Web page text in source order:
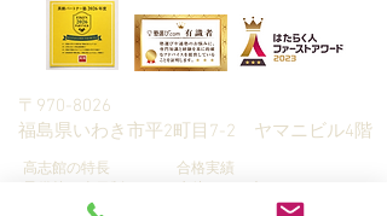
〒970-8026
​福島県いわき市平2町目7-2 ヤマニビル4階
高志館の特長
高校生・高専生指
合格実績